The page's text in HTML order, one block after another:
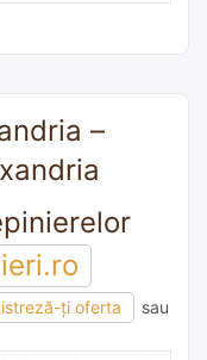
–
ți oferta
sau